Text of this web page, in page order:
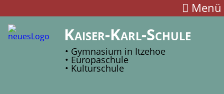
Menü
Kaiser-Karl-Schule
• Gymnasium in Itzehoe
• Europaschule
• Kulturschule